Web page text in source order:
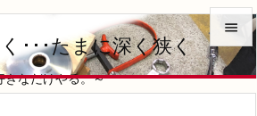
･･･たまに深く狭く
きなだけやる。～

